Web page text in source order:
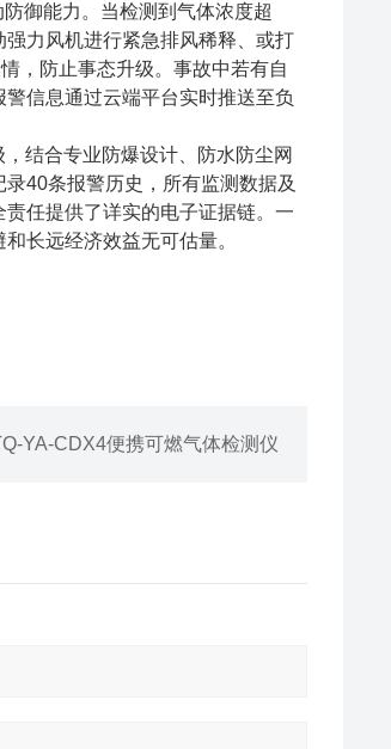
御能力。当检测到气体浓度超
力风机进行紧急排风稀释、或打
，防止事态升级。事故中若有自
信息通过云端平台实时推送至负
结合专业防爆设计、防水防尘网
40条报警历史，所有监测数据及
任提供了详实的电子证据链。一
长远经济效益无可估量。
YA-CDX4便携可燃气体检测仪